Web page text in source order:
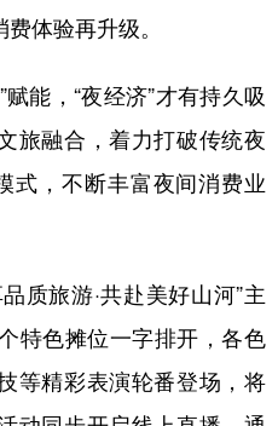
体验再升级。
能，“夜经济”才有持久吸
旅融合，着力打破传统夜
式，不断丰富夜间消费业
旅游·共赴美好山河”主
特色摊位一字排开，各色
等精彩表演轮番登场，将